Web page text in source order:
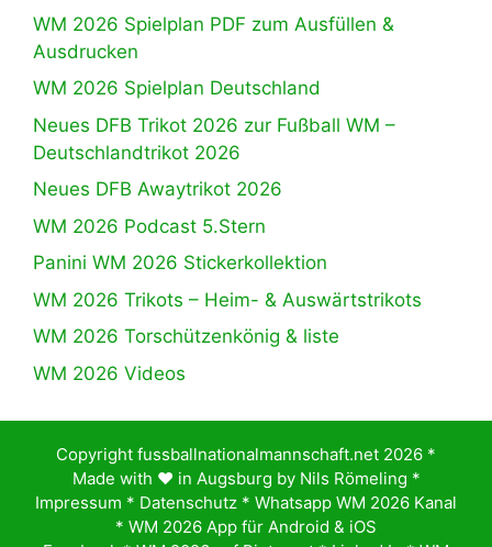
WM 2026 Spielplan PDF zum Ausfüllen &
Ausdrucken
WM 2026 Spielplan Deutschland
Neues DFB Trikot 2026 zur Fußball WM –
Deutschlandtrikot 2026
Neues DFB Awaytrikot 2026
WM 2026 Podcast 5.Stern
Panini WM 2026 Stickerkollektion
WM 2026 Trikots – Heim- & Auswärtstrikots
WM 2026 Torschützenkönig & liste
WM 2026 Videos
Copyright fussballnationalmannschaft.net 2026 *
Made with ♥️ in Augsburg by Nils Römeling *
Impressum * Datenschutz * Whatsapp WM 2026 Kanal
* WM 2026 App für Android & iOS